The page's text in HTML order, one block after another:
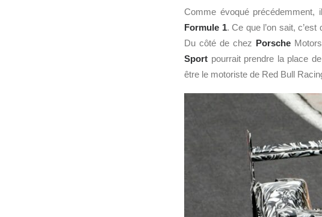
Comme évoqué précédemment,
Formule 1. Ce que l’on sait,
Du côté de chez Porsche
Sport pourrait prendre la place
être le motoriste de Red Bull